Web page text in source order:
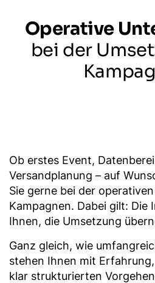
Operative
bei der
Ob erstes Event,
Versandplanung – auf
Sie gerne bei der
Kampagnen. Dabei gilt: Die
Ihnen, die Umsetzung
Ganz gleich, wie
stehen Ihnen mit
klar strukturierten